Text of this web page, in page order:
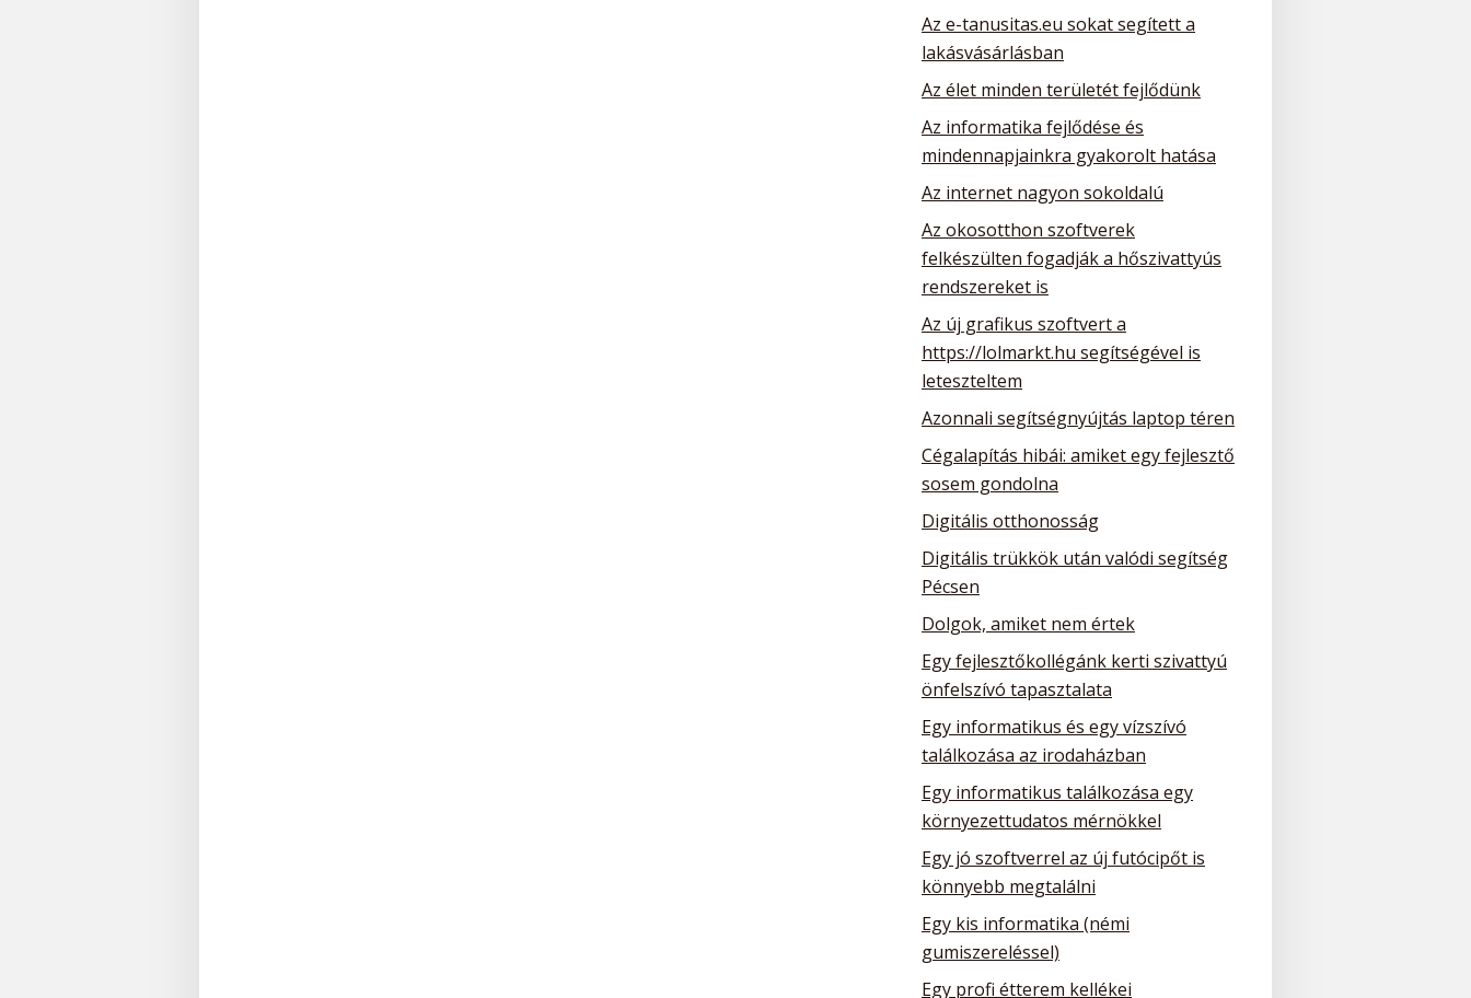
Az e-tanusitas.eu sokat segített a
lakásvásárlásban
Az élet minden területét fejlődünk
Az informatika fejlődése és
mindennapjainkra gyakorolt hatása
Az internet nagyon sokoldalú
Az okosotthon szoftverek
felkészülten fogadják a hőszivattyús
rendszereket is
Az új grafikus szoftvert a
https://lolmarkt.hu segítségével is
leteszteltem
Azonnali segítségnyújtás laptop téren
Cégalapítás hibái: amiket egy fejlesztő
sosem gondolna
Digitális otthonosság
Digitális trükkök után valódi segítség
Pécsen
Dolgok, amiket nem értek
Egy fejlesztőkollégánk kerti szivattyú
önfelszívó tapasztalata
Egy informatikus és egy vízszívó
találkozása az irodaházban
Egy informatikus találkozása egy
környezettudatos mérnökkel
Egy jó szoftverrel az új futócipőt is
könnyebb megtalálni
Egy kis informatika (némi
gumiszereléssel)
Egy profi étterem kellékei